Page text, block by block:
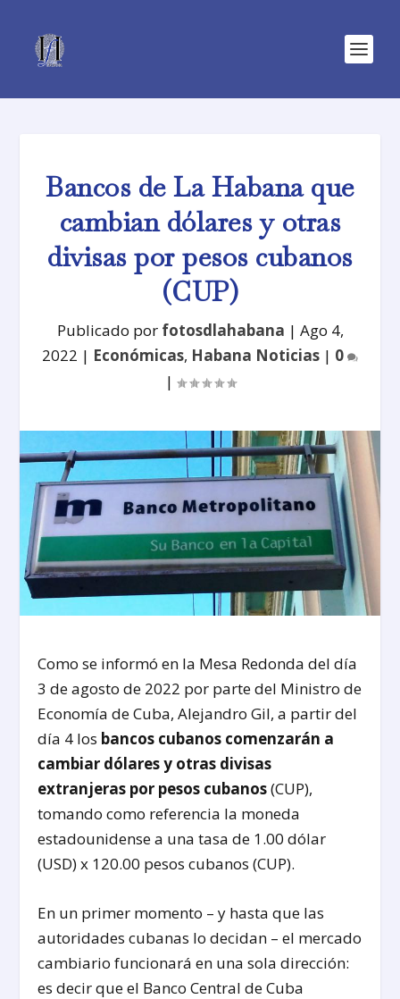
Bancos de La Habana que
cambian dólares y otras
divisas por pesos cubanos
(CUP)
Publicado por fotosdlahabana | Ago 4,
2022 | Económicas, Habana Noticias | 0
|
Como se informó en la Mesa Redonda del día
3 de agosto de 2022 por parte del Ministro de
Economía de Cuba, Alejandro Gil, a partir del
día 4 los bancos cubanos comenzarán a
cambiar dólares y otras divisas
extranjeras por pesos cubanos(CUP),
tomando como referencia la moneda
estadounidense a una tasa de 1.00 dólar
(USD) x 120.00 pesos cubanos (CUP).
En un primer momento – y hasta que las
autoridades cubanas lo decidan – el mercado
cambiario funcionará en una sola dirección:
es decir que el Banco Central de Cuba